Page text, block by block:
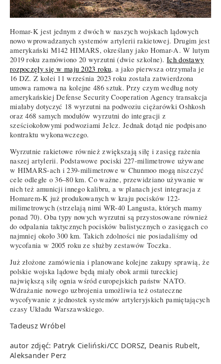
Homar-K jest jednym z dwóch w naszych wojskach lądowych
nowo wprowadzanych systemów artylerii rakietowej. Drugim jest
amerykański M142 HIMARS, określany jako Homar-A. W lutym
2019 roku zamówiono 20 wyrzutni (dwie szkolne).Ich dostawy
rozpoczęły się w maju 2023 roku, a jako pierwsza otrzymała je
16 DZ. Z kolei 11 września 2023 roku została zatwierdzona
umowa ramowa na kolejne 486 sztuk. Przy czym według noty
amerykańskiej Defense Security Cooperation Agency transakcja
miałaby dotyczyć 18 wyrzutni na podwoziu ciężarówki Oshkosh
oraz 468 samych modułów wyrzutni do integracji z
sześciokołowymi podwoziami Jelcz. Jednak dotąd nie podpisano
kontraktu wykonawczego.
Wyrzutnie rakietowe również zwiększają siłę i zasięg rażenia
naszej artylerii. Podstawowe pociski 227-milimetrowe używane
w HIMARS-ach i 239-milimetrowe w Chunmoo mogą niszczyć
cele odległe o 36–80 km. Co ważne, przewidziano używanie w
nich też amunicji innego kalibru, a w planach jest integracja z
Homarem-K już produkowanych w kraju pocisków 122-
milimetrowych (strzelają nimi WR-40 Langusta, których mamy
ponad 70). Oba typy nowych wyrzutni są przystosowane również
do odpalania taktycznych pocisków balistycznych o zasięgach co
najmniej około 300 km. Takich zdolności nie posiadaliśmy od
wycofania w 2005 roku ze służby zestawów Toczka.
Już złożone zamówienia i planowane kolejne zakupy sprawią, że
polskie wojska lądowe będą miały obok armii tureckiej
największą siłę ognia wśród europejskich państw NATO.
Wdrażanie nowego uzbrojenia umożliwia też ostateczne
wycofywanie z jednostek systemów artyleryjskich pamiętających
czasy Układu Warszawskiego.
Tadeusz Wróbel
autor zdjęć: Patryk Cieliński/CC DORSZ, Deanis Rubelt,
Aleksander Perz